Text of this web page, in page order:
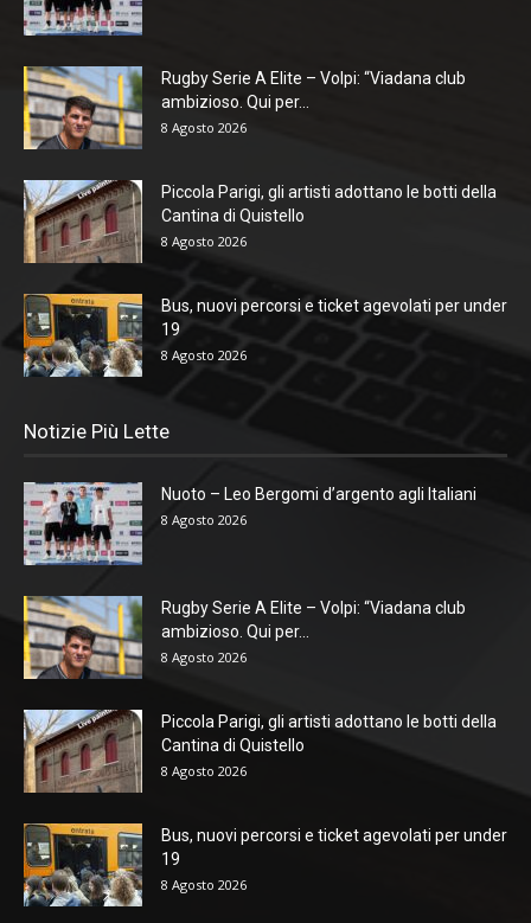
Rugby Serie A Elite – Volpi: “Viadana club
ambizioso. Qui per...
8 Agosto 2026
Piccola Parigi, gli artisti adottano le botti della
Cantina di Quistello
8 Agosto 2026
Bus, nuovi percorsi e ticket agevolati per under
19
8 Agosto 2026
Notizie Più Lette
Nuoto – Leo Bergomi d’argento agli Italiani
8 Agosto 2026
Rugby Serie A Elite – Volpi: “Viadana club
ambizioso. Qui per...
8 Agosto 2026
Piccola Parigi, gli artisti adottano le botti della
Cantina di Quistello
8 Agosto 2026
Bus, nuovi percorsi e ticket agevolati per under
19
8 Agosto 2026